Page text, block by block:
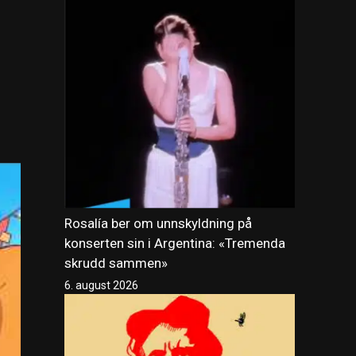
Rosalía ber om unnskyldning på
konserten sin i Argentina: «Tremenda
skrudd sammen»
6. august 2026